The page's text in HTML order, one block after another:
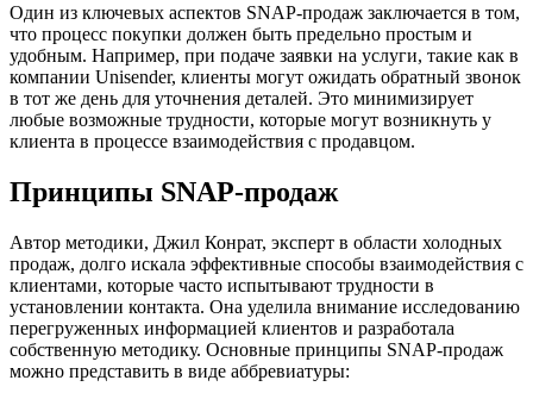
Один из ключевых аспектов SNAP-продаж заключается в том,
что процесс покупки должен быть предельно простым и
удобным. Например, при подаче заявки на услуги, такие как в
компании Unisender, клиенты могут ожидать обратный звонок
в тот же день для уточнения деталей. Это минимизирует
любые возможные трудности, которые могут возникнуть у
клиента в процессе взаимодействия с продавцом.
Принципы SNAP-продаж
Автор методики, Джил Конрат, эксперт в области холодных
продаж, долго искала эффективные способы взаимодействия с
клиентами, которые часто испытывают трудности в
установлении контакта. Она уделила внимание исследованию
перегруженных информацией клиентов и разработала
собственную методику. Основные принципы SNAP-продаж
можно представить в виде аббревиатуры: